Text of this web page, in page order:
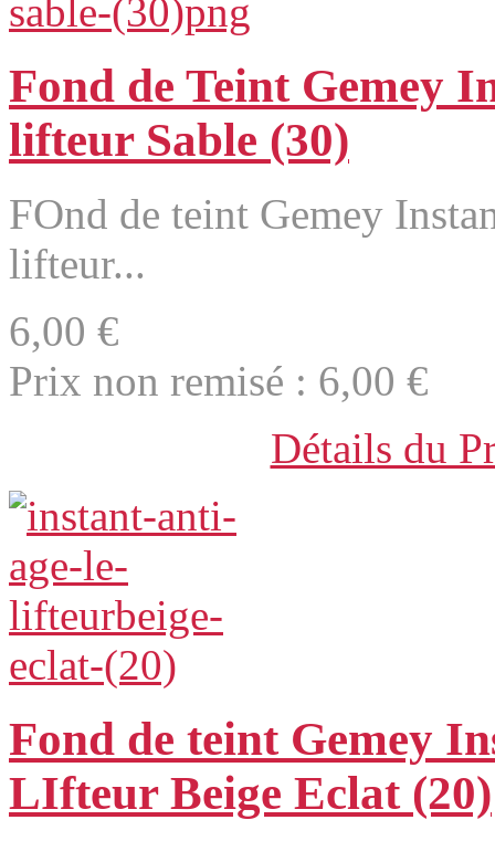
Fond de Teint Gemey
lifteur Sable (30)
FOnd de teint Gemey
lifteur...
6,00 €
Prix non remisé : 6,00 €
Détails du
Fond de teint Gemey
LIfteur Beige Eclat (20)